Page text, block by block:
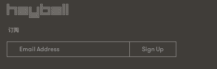
订阅